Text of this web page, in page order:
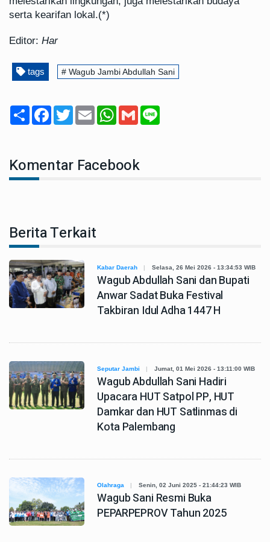
serta kearifan lokal.(*)
Editor: Har
tags # Wagub Jambi Abdullah Sani
ShareFacebook
TwitterEmailWhatsApp
Gmail
Komentar Facebook
Berita Terkait
Kabar Daerah Selasa, 26 Mei 2026 - 13:34:53 WIB
Wagub Abdullah Sani dan Bupati
Anwar Sadat Buka Festival
Takbiran Idul Adha 1447 H
Seputar Jambi Jumat, 01 Mei 2026 - 13:11:00 WIB
Wagub Abdullah Sani Hadiri
Upacara HUT Satpol PP, HUT
Damkar dan HUT Satlinmas di
Kota Palembang
Olahraga Senin, 02 Juni 2025 - 21:44:23 WIB
Wagub Sani Resmi Buka
PEPARPEPROV Tahun 2025